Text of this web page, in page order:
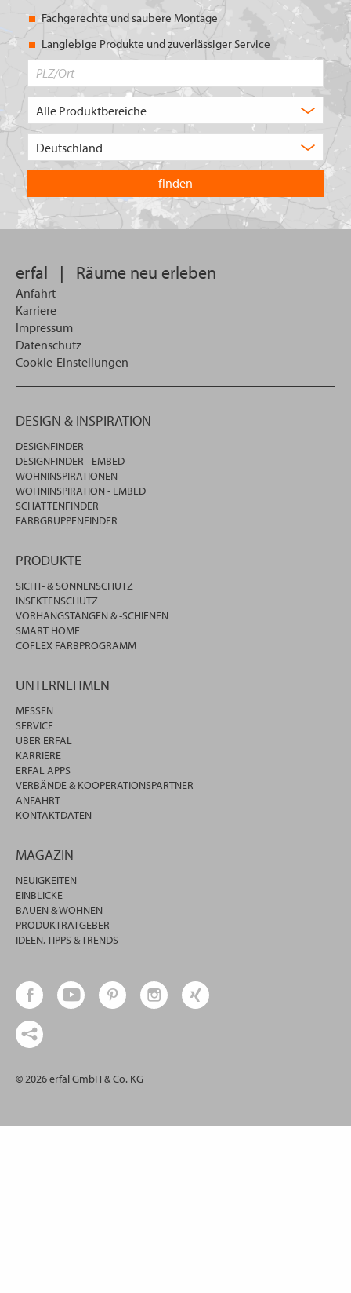
Fachgerechte und saubere Montage
Langlebige Produkte und zuverlässiger Service
in
welchem
Land
Sie
suchen
erfal | Räume neu erleben
Anfahrt
Karriere
Impressum
Datenschutz
Cookie-Einstellungen
DESIGN & INSPIRATION
DESIGNFINDER
DESIGNFINDER - EMBED
WOHNINSPIRATIONEN
WOHNINSPIRATION - EMBED
SCHATTENFINDER
FARBGRUPPENFINDER
PRODUKTE
SICHT- & SONNENSCHUTZ
INSEKTENSCHUTZ
VORHANGSTANGEN & -SCHIENEN
SMART HOME
COFLEX FARBPROGRAMM
UNTERNEHMEN
MESSEN
SERVICE
ÜBER ERFAL
KARRIERE
ERFAL APPS
VERBÄNDE & KOOPERATIONSPARTNER
ANFAHRT
KONTAKTDATEN
MAGAZIN
NEUIGKEITEN
EINBLICKE
BAUEN & WOHNEN
PRODUKTRATGEBER
IDEEN, TIPPS & TRENDS
© 2026 erfal GmbH & Co. KG